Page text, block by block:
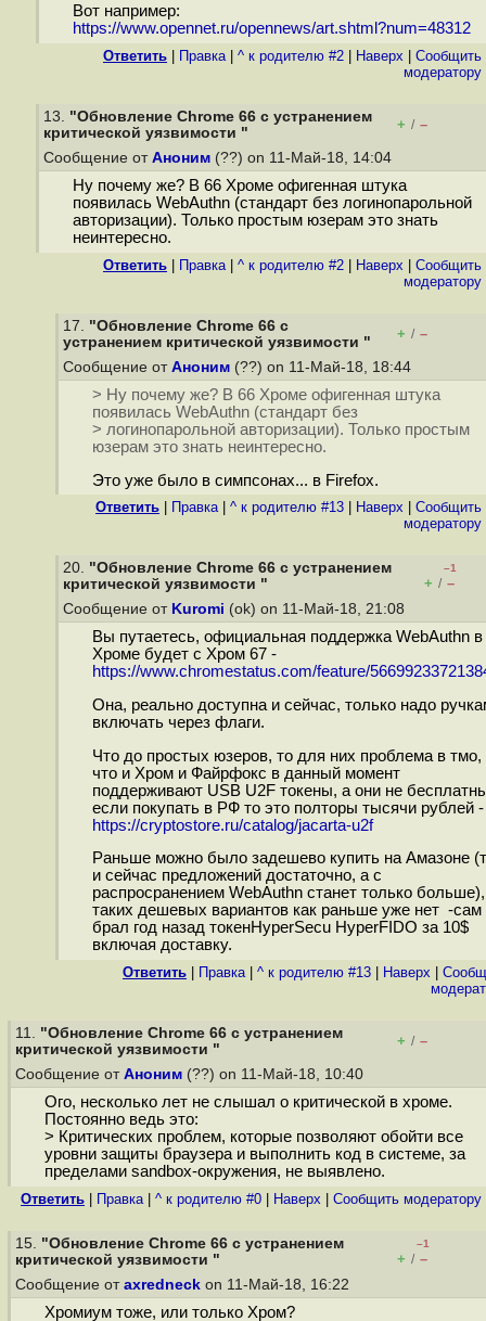
Вот например:
https://www.opennet.ru/opennews/art.shtml?num=48312
Ответить Правка| ^ к родителю #2 Наверх
Cообщить
модератору
13. "Обновление Chrome 66 с устранением
критической уязвимости "
+ / –
Сообщение от Аноним (??) on 11-Май-18, 14:04
Ну почему же? В 66 Хроме офигенная штука
появилась WebAuthn (стандарт без логинопарольной
авторизации). Только простым юзерам это знать
неинтересно.
Ответить Правка| ^ к родителю #2 Наверх
Cообщить
модератору
17. "Обновление Chrome 66 с
устранением критической уязвимости "
+ / –
Сообщение от Аноним (??) on 11-Май-18, 18:44
> Ну почему же? В 66 Хроме офигенная штука
появилась WebAuthn (стандарт без
> логинопарольной авторизации). Только простым
юзерам это знать неинтересно.
Это уже было в симпсонах... в Firefox.
Ответить Правка| ^ к родителю #13 Наверх
Cообщить
модератору
20. "Обновление Chrome 66 с устранением
критической уязвимости "
–1
+ / –
Сообщение от Kuromi (ok) on 11-Май-18, 21:08
Вы путаетесь, официальная поддержка WebAuthn в
Хроме будет с Хром 67 -
https://www.chromestatus.com/feature/
Она, реально доступна и сейчас, только надо
включать через флаги.
Что до простых юзеров, то для них проблема в тмо,
что и Хром и Файрфокс в данный момент
поддерживают USB U2F токены, а они не
если покупать в РФ то это полторы тысячи рублей -
https://cryptostore.ru/catalog/jacarta-u2f
Раньше можно было задешево купить на Амазоне
и сейчас предложений достаточно, а с
распросранением WebAuthn станет только
таких дешевых вариантов как раньше уже нет -сам
брал год назад токенHyperSecu HyperFIDO за 10$
включая доставку.
Ответить Правка| ^ к родителю #13 Наверх
11. "Обновление Chrome 66 с устранением
критической уязвимости "
+ / –
Сообщение от Аноним (??) on 11-Май-18, 10:40
Ого, несколько лет не слышал о критической в хроме.
Постоянно ведь это:
> Критических проблем, которые позволяют обойти все
уровни защиты браузера и выполнить код в системе, за
пределами sandbox-окружения, не выявлено.
Ответить Правка| ^ к родителю #0 Наверх Cообщить модератору
15. "Обновление Chrome 66 с устранением
критической уязвимости "
–1
+ / –
Сообщение от axredneck on 11-Май-18, 16:22
Хромиум тоже, или только Хром?